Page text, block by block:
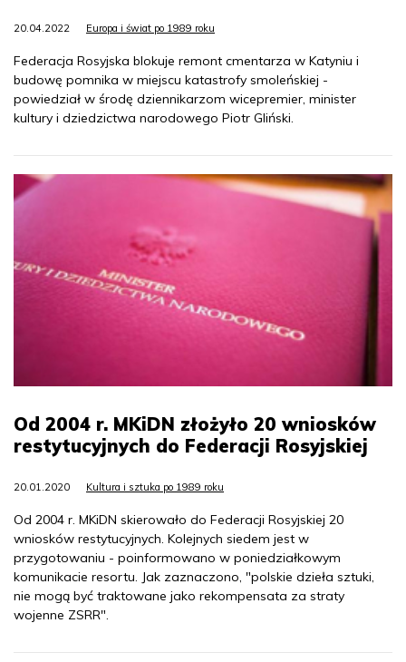
20.04.2022 Europa i świat po 1989 roku
Federacja Rosyjska blokuje remont cmentarza w Katyniu i
budowę pomnika w miejscu katastrofy smoleńskiej -
powiedział w środę dziennikarzom wicepremier, minister
kultury i dziedzictwa narodowego Piotr Gliński.
Od 2004 r. MKiDN złożyło 20 wniosków
restytucyjnych do Federacji Rosyjskiej
20.01.2020 Kultura i sztuka po 1989 roku
Od 2004 r. MKiDN skierowało do Federacji Rosyjskiej 20
wniosków restytucyjnych. Kolejnych siedem jest w
przygotowaniu - poinformowano w poniedziałkowym
komunikacie resortu. Jak zaznaczono, "polskie dzieła sztuki,
nie mogą być traktowane jako rekompensata za straty
wojenne ZSRR".